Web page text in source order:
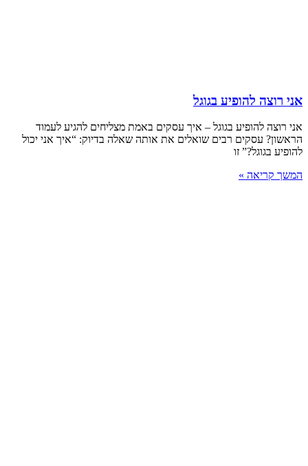
אני רוצה להופיע בגוגל
אני רוצה להופיע בגוגל – איך עסקים באמת מצליחים להגיע לעמוד
הראשון? עסקים רבים שואלים את אותה שאלה בדיוק: “איך אני יכול
להופיע בגוגל?” זו
המשך קריאה »